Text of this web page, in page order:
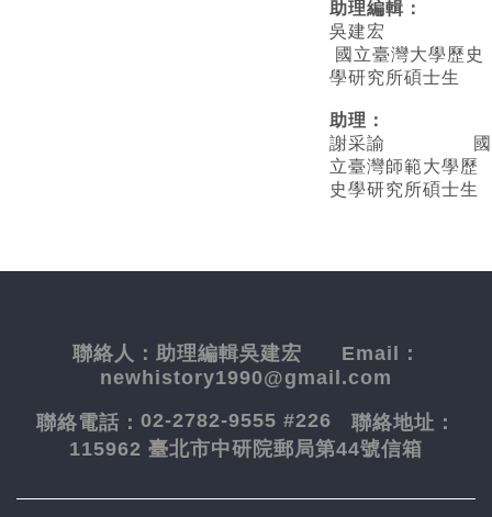
助理編輯：
吳建宏
國立臺灣大學歷史
學研究所碩士生
助理：
謝采諭
國
立臺灣師範大學歷
史學研究所碩士生
聯絡人： 助理編輯吳建宏 Email：
newhistory1990@gmail.com
聯絡電話： 02-2782-9555 #226 聯絡地址：
115962 臺北市中研院郵局第44號信箱